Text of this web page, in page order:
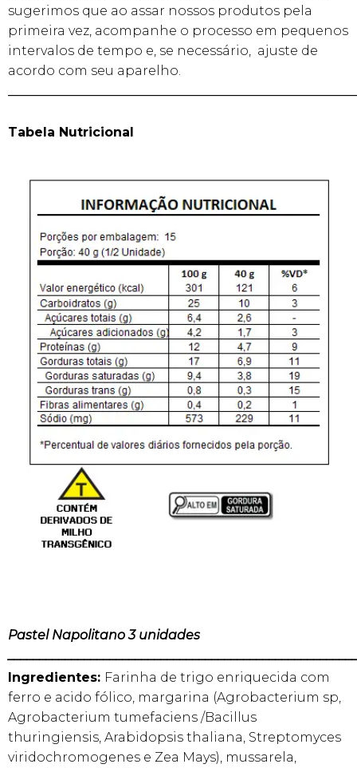
sugerimos que ao assar nossos produtos pela
primeira vez, acompanhe o processo em pequenos
intervalos de tempo e, se necessário, ajuste de
acordo com seu aparelho.
Tabela Nutricional
Pastel Napolitano 3 unidades
Ingredientes: Farinha de trigo enriquecida com
ferro e acido fólico, margarina (Agrobacterium sp,
Agrobacterium tumefaciens /Bacillus
thuringiensis, Arabidopsis thaliana, Streptomyces
viridochromogenes e Zea Mays), mussarela,